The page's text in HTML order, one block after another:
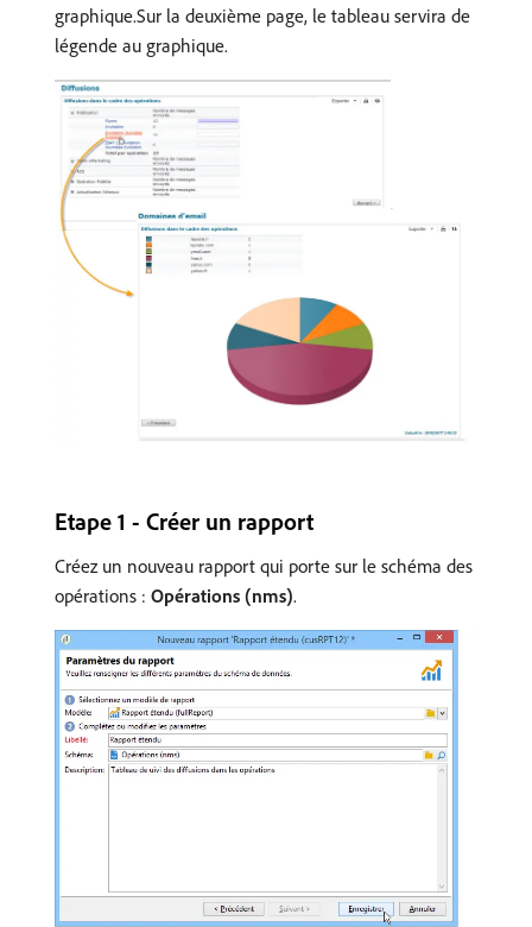
graphique.Sur la deuxième page, le tableau servira de
légende au graphique.
Etape 1 - Créer un rapport
Créez un nouveau rapport qui porte sur le schéma des
opérations : Opérations (nms).